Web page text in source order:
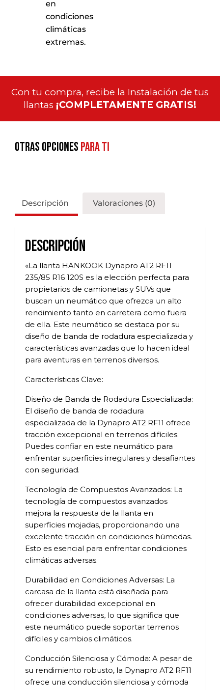
en
condiciones
climáticas
extremas.
Con tu compra, recibe la Instalación de tus
llantas ¡COMPLETAMENTE GRATIS!
Otras opcionespara ti
Descripción Valoraciones (0)
Descripción
«La llanta HANKOOK Dynapro AT2 RF11
235/85 R16 120S es la elección perfecta para
propietarios de camionetas y SUVs que
buscan un neumático que ofrezca un alto
rendimiento tanto en carretera como fuera
de ella. Este neumático se destaca por su
diseño de banda de rodadura especializada y
características avanzadas que lo hacen ideal
para aventuras en terrenos diversos.
Características Clave:
Diseño de Banda de Rodadura Especializada:
El diseño de banda de rodadura
especializada de la Dynapro AT2 RF11 ofrece
tracción excepcional en terrenos difíciles.
Puedes confiar en este neumático para
enfrentar superficies irregulares y desafiantes
con seguridad.
Tecnología de Compuestos Avanzados: La
tecnología de compuestos avanzados
mejora la respuesta de la llanta en
superficies mojadas, proporcionando una
excelente tracción en condiciones húmedas.
Esto es esencial para enfrentar condiciones
climáticas adversas.
Durabilidad en Condiciones Adversas: La
carcasa de la llanta está diseñada para
ofrecer durabilidad excepcional en
condiciones adversas, lo que significa que
este neumático puede soportar terrenos
difíciles y cambios climáticos.
Conducción Silenciosa y Cómoda: A pesar de
su rendimiento robusto, la Dynapro AT2 RF11
ofrece una conducción silenciosa y cómoda